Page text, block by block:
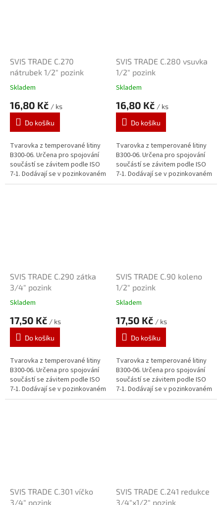
SVIS TRADE C.270
nátrubek 1/2" pozink
Skladem
16,80 Kč / ks
Do košíku
Tvarovka z temperované litiny
B300-06. Určena pro spojování
součástí se závitem podle ISO
7-1. Dodávají se v pozinkovaném
provedení. Zinkový povlak o
SVIS TRADE C.280 vsuvka
1/2" pozink
Skladem
16,80 Kč / ks
Do košíku
Tvarovka z temperované litiny
B300-06. Určena pro spojování
součástí se závitem podle ISO
7-1. Dodávají se v pozinkovaném
provedení. Zinkový povlak o
SVIS TRADE C.290 zátka
3/4" pozink
Skladem
17,50 Kč / ks
Do košíku
Tvarovka z temperované litiny
B300-06. Určena pro spojování
součástí se závitem podle ISO
7-1. Dodávají se v pozinkovaném
provedení. Zinkový povlak o
SVIS TRADE C.90 koleno
1/2" pozink
Skladem
17,50 Kč / ks
Do košíku
Tvarovka z temperované litiny
B300-06. Určena pro spojování
součástí se závitem podle ISO
7-1. Dodávají se v pozinkovaném
provedení. Zinkový povlak o
SVIS TRADE C.301 víčko
3/4" pozink
SVIS TRADE C.241 redukce
3/4"x1/2" pozink